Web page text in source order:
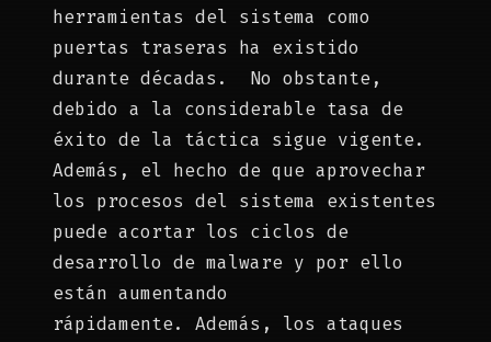
herramientas del sistema como
puertas traseras ha existido
durante décadas. No obstante,
debido a la considerable tasa de
éxito de la táctica sigue vigente.
Además, el hecho de que aprovechar
los procesos del sistema existentes
puede acortar los ciclos de
desarrollo de malware y por ello
están aumentando
rápidamente. Además, los ataques